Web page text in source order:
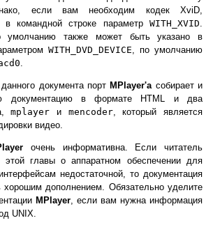
если вам необходим кодек XviD,
в командной строке параметр WITH_XVID
умолчанию также может быть указано в
WITH_DVD_DEVICE , по умолчанию
документа портMPlayer'а собирает и
документацию в формате HTML и два
mplayer и mencoder, который является
видео.
очень информативна. Если читатель
главы о аппаратном обеспечении для
недостаточной, то документация
хорошим дополнением. Обязательно уделите
MPlayer , если вам нужна информация
UNIX